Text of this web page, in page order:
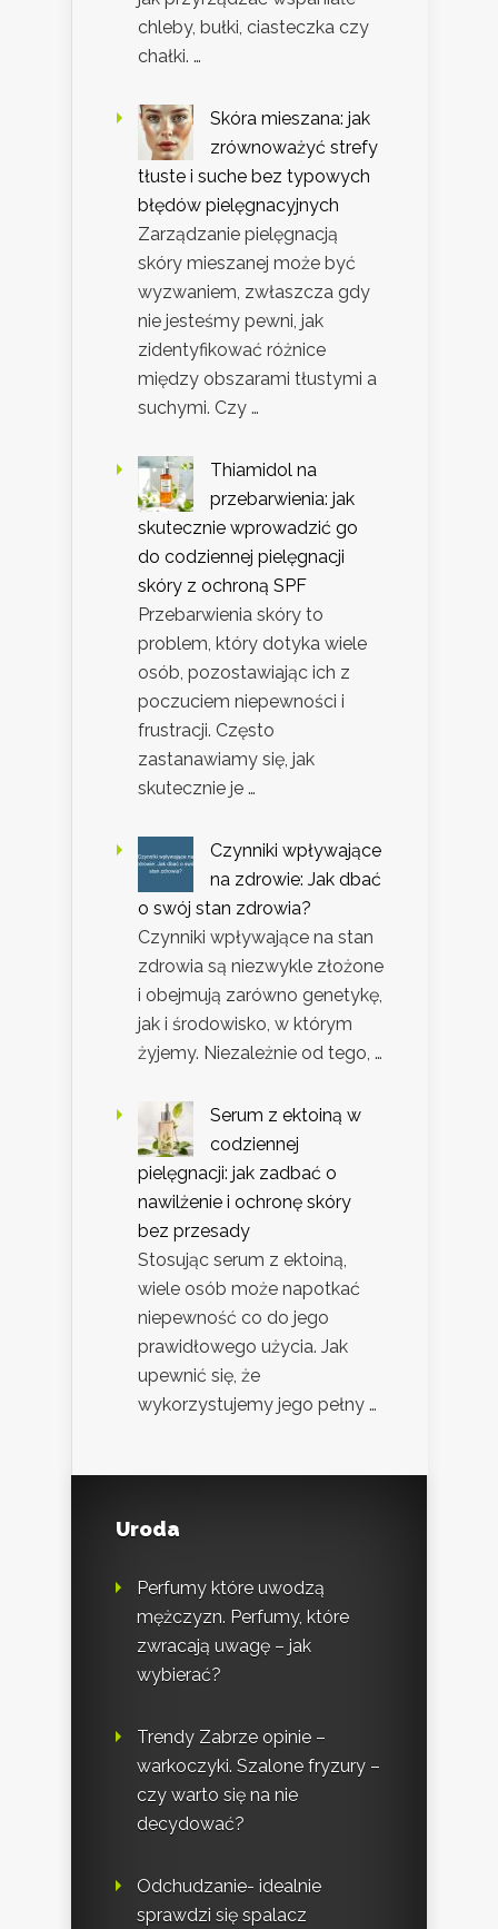
chleby, bułki, ciasteczka czy
chałki. …
Skóra mieszana: jak
zrównoważyć strefy
tłuste i suche bez typowych
błędów pielęgnacyjnych
Zarządzanie pielęgnacją
skóry mieszanej może być
wyzwaniem, zwłaszcza gdy
nie jesteśmy pewni, jak
zidentyfikować różnice
między obszarami tłustymi a
suchymi. Czy …
Thiamidol na
przebarwienia: jak
skutecznie wprowadzić go
do codziennej pielęgnacji
skóry z ochroną SPF
Przebarwienia skóry to
problem, który dotyka wiele
osób, pozostawiając ich z
poczuciem niepewności i
frustracji. Często
zastanawiamy się, jak
skutecznie je …
Czynniki wpływające
na zdrowie: Jak dbać
o swój stan zdrowia?
Czynniki wpływające na stan
zdrowia są niezwykle złożone
i obejmują zarówno genetykę,
jak i środowisko, w którym
żyjemy. Niezależnie od tego, …
Serum z ektoiną w
codziennej
pielęgnacji: jak zadbać o
nawilżenie i ochronę skóry
bez przesady
Stosując serum z ektoiną,
wiele osób może napotkać
niepewność co do jego
prawidłowego użycia. Jak
upewnić się, że
wykorzystujemy jego pełny …
Uroda
Perfumy które uwodzą
mężczyzn. Perfumy, które
zwracają uwagę – jak
wybierać?
Trendy Zabrze opinie –
warkoczyki. Szalone fryzury –
czy warto się na nie
decydować?
Odchudzanie- idealnie
sprawdzi się spalacz